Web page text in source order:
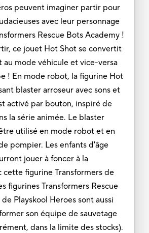
peuvent imaginer partir pour
avec leur personnage
Rescue Bots Academy !
ce jouet Hot Shot se convertit
mode véhicule et vice-versa
! En mode robot, la figurine Hot
blaster arroseur avec sons et
activé par bouton, inspiré de
la série animée. Le blaster
utilisé en mode robot et en
pompier. Les enfants d'âge
jouer à foncer à la
cette figurine Transformers de
figurines Transformers Rescue
Playskool Heroes sont aussi
son équipe de sauvetage
dans la limite des stocks).